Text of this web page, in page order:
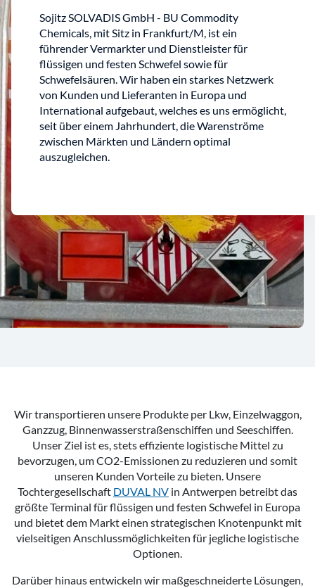
Sojitz SOLVADIS GmbH - BU Commodity
Chemicals, mit Sitz in Frankfurt/M, ist ein
führender Vermarkter und Dienstleister für
flüssigen und festen Schwefel sowie für
Schwefelsäuren. Wir haben ein starkes Netzwerk
von Kunden und Lieferanten in Europa und
International aufgebaut, welches es uns ermöglicht,
seit über einem Jahrhundert, die Warenströme
zwischen Märkten und Ländern optimal
auszugleichen.
Wir transportieren unsere Produkte per Lkw, Einzelwaggon,
Ganzzug, Binnenwasserstraßenschiffen und Seeschiffen.
Unser Ziel ist es, stets effiziente logistische Mittel zu
bevorzugen, um CO2-Emissionen zu reduzieren und somit
unseren Kunden Vorteile zu bieten. Unsere
Tochtergesellschaft DUVAL NV in Antwerpen betreibt das
größte Terminal für flüssigen und festen Schwefel in Europa
und bietet dem Markt einen strategischen Knotenpunkt mit
vielseitigen Anschlussmöglichkeiten für jegliche logistische
Optionen.
Darüber hinaus entwickeln wir maßgeschneiderte Lösungen,